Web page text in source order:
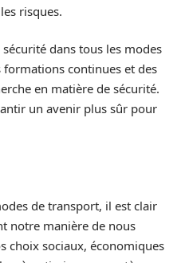
risques.
dans tous les modes
continues et des
en matière de sécurité.
un avenir plus sûr pour
de transport, il est clair
notre manière de nous
choix sociaux, économiques